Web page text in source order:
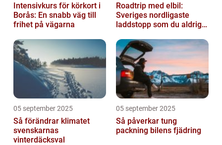
Intensivkurs för körkort i
Borås: En snabb väg till
frihet på vägarna
Roadtrip med elbil:
Sveriges nordligaste
laddstopp som du aldrig
05 september 2025
Så förändrar klimatet
svenskarnas
vinterdäcksval
05 september 2025
Så påverkar tung
packning bilens fjädring